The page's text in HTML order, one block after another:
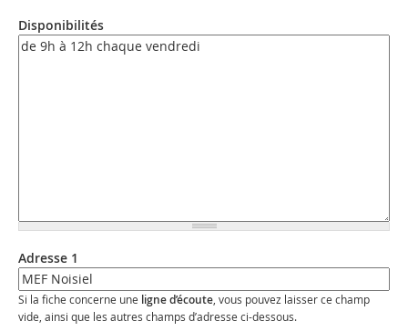
Disponibilités
Adresse 1
Si la fiche concerne une ligne d’écoute , vous pouvez laisser ce champ
vide, ainsi que les autres champs d’adresse ci-dessous.